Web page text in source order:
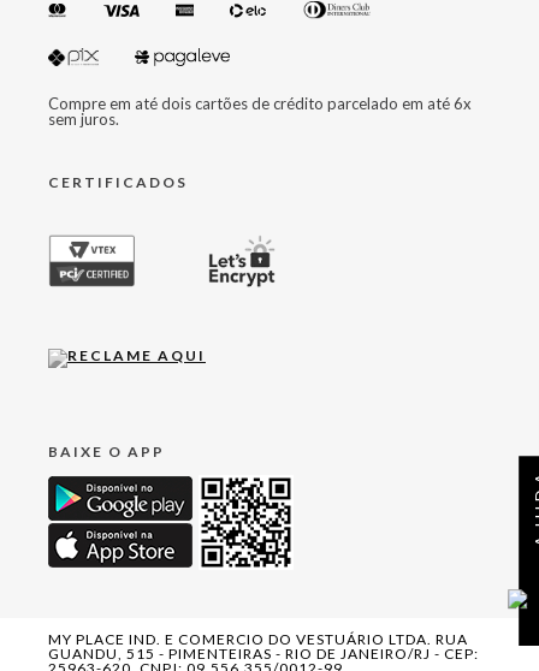
Compre em até dois cartões de crédito parcelado em até 6x
sem juros.
CERTIFICADOS
BAIXE O APP
MY PLACE IND. E COMERCIO DO VESTUÁRIO LTDA. RUA
GUANDU, 515 - PIMENTEIRAS - RIO DE JANEIRO/RJ - CEP: